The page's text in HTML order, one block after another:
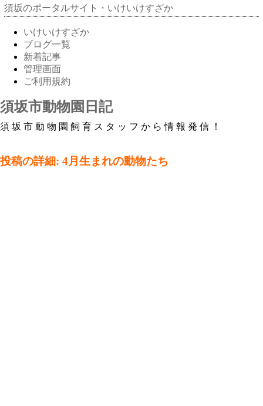
須坂のポータルサイト・いけいけすざか
いけいけすざか
ブログ一覧
新着記事
管理画面
ご利用規約
須坂市動物園日記
須坂市動物園飼育スタッフから情報発信！
投稿の詳細: 4月生まれの動物たち